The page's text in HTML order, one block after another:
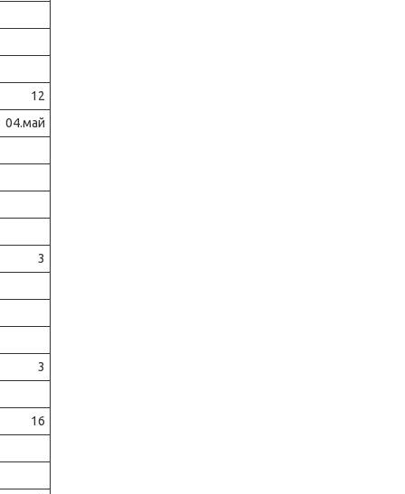
12
04.май
3
3
16